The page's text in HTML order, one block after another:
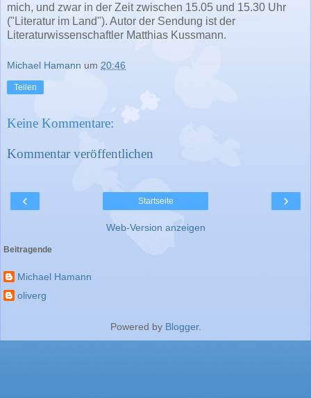
mich, und zwar in der Zeit zwischen 15.05 und 15.30 Uhr
("Literatur im Land"). Autor der Sendung ist der
Literaturwissenschaftler Matthias Kussmann.
Michael Hamann um 20:46
Teilen
Keine Kommentare:
Kommentar veröffentlichen
‹ ›
Startseite
Web-Version anzeigen
Beitragende
Michael Hamann
oliverg
Powered by Blogger.